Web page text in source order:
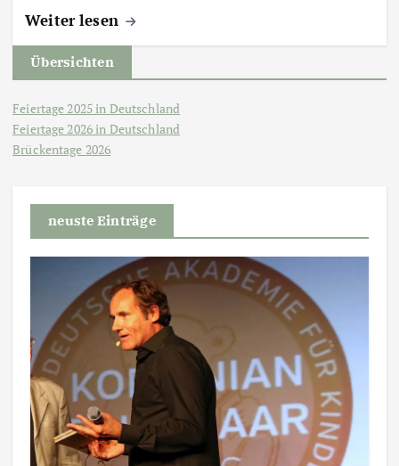
Weiter lesen
Übersichten
Feiertage 2025 in Deutschland
Feiertage 2026 in Deutschland
Brückentage 2026
neuste Einträge